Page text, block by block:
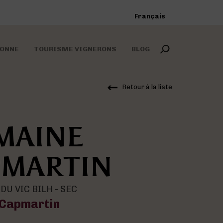
Français
Madiran
TOURISME VIGNERONS
domaines
BLOG
Retour à la liste
VIC BILH - SEC